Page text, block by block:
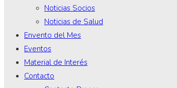
Noticias Socios
Noticias de Salud
Envento del Mes
Eventos
Material de Interés
Contacto